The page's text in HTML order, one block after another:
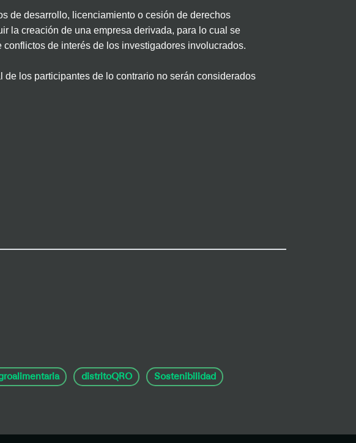
de desarrollo, licenciamiento o cesión de derechos
la creación de una empresa derivada, para lo cual se
de interés de los investigadores involucrados.
los participantes de lo contrario no serán considerados
distritoQRO
Sostenibilidad